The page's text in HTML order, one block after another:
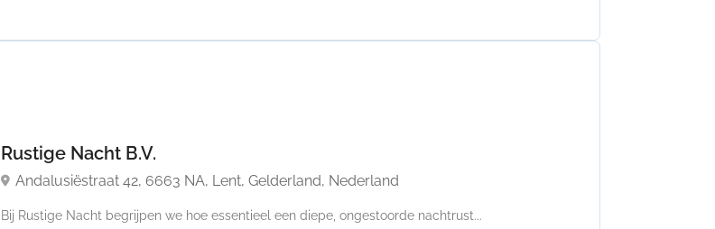
Rustige Nacht B.V.
Andalusiëstraat 42, 6663 NA, Lent, Gelderland, Nederland
Bij Rustige Nacht begrijpen we hoe essentieel een diepe, ongestoorde nachtrust...